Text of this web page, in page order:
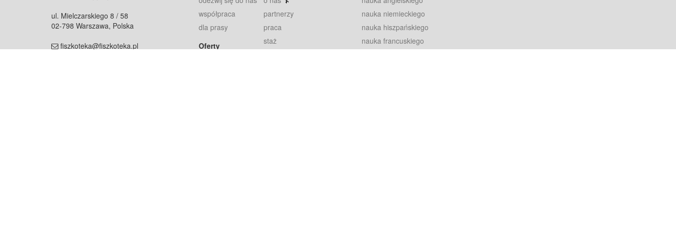
ul. Mielczarskiego 8 / 58
02-798 Warszawa, Polska
fiszkoteka@fiszkoteka.pl
współpraca
dla prasy
Oferty
partnerzy
praca
staż
nauka niemieckiego
nauka hiszpańskiego
nauka francuskiego